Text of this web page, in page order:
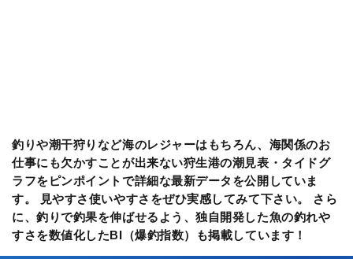
釣りや潮干狩りなど海のレジャーはもちろん、海関係のお
仕事にも欠かすことが出来ない狩生港の潮見表・タイドグ
ラフをピンポイントで詳細な最新データを公開していま
す。 見やすさ使いやすさをぜひ実感してみて下さい。 さら
に、釣りで釣果を伸ばせるよう、独自開発した魚の釣れや
すさを数値化したBI（爆釣指数）も掲載しています！